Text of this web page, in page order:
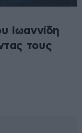
Ιωαννίδη
τους